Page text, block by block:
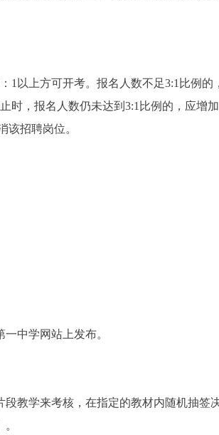
1以上方可开考。报名人数不足3:1比例的
时，报名人数仍未达到3:1比例的，应增
该招聘岗位。
中学网站上发布。
教学来考核，在指定的教材内随机抽签